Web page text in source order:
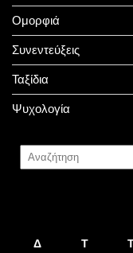
Ομορφιά
Συνεντεύξεις
Ταξίδια
Ψυχολογία
Δ Τ